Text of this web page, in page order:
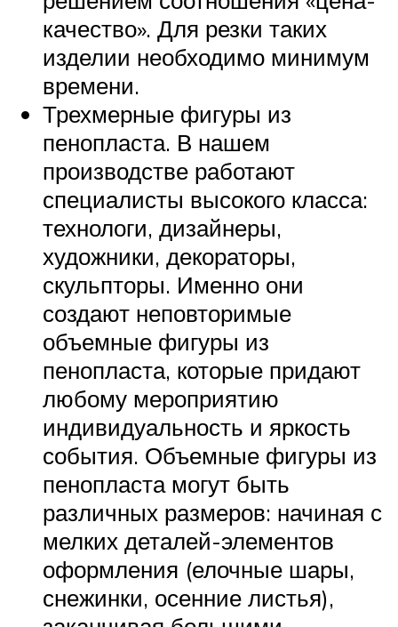
качество». Для резки таких
изделии необходимо минимум
времени.
Трехмерные фигуры из
пенопласта. В нашем
производстве работают
специалисты высокого класса:
технологи, дизайнеры,
художники, декораторы,
скульпторы. Именно они
создают неповторимые
объемные фигуры из
пенопласта, которые придают
любому мероприятию
индивидуальность и яркость
события. Объемные фигуры из
пенопласта могут быть
различных размеров: начиная с
мелких деталей-элементов
оформления (елочные шары,
снежинки, осенние листья),